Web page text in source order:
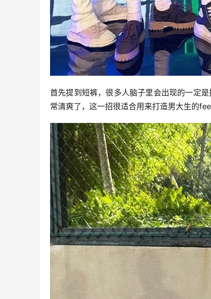
首先提到短裤，很多人脑子里会出现的一定
常清爽了，这一招很适合用来打造男大生的feel